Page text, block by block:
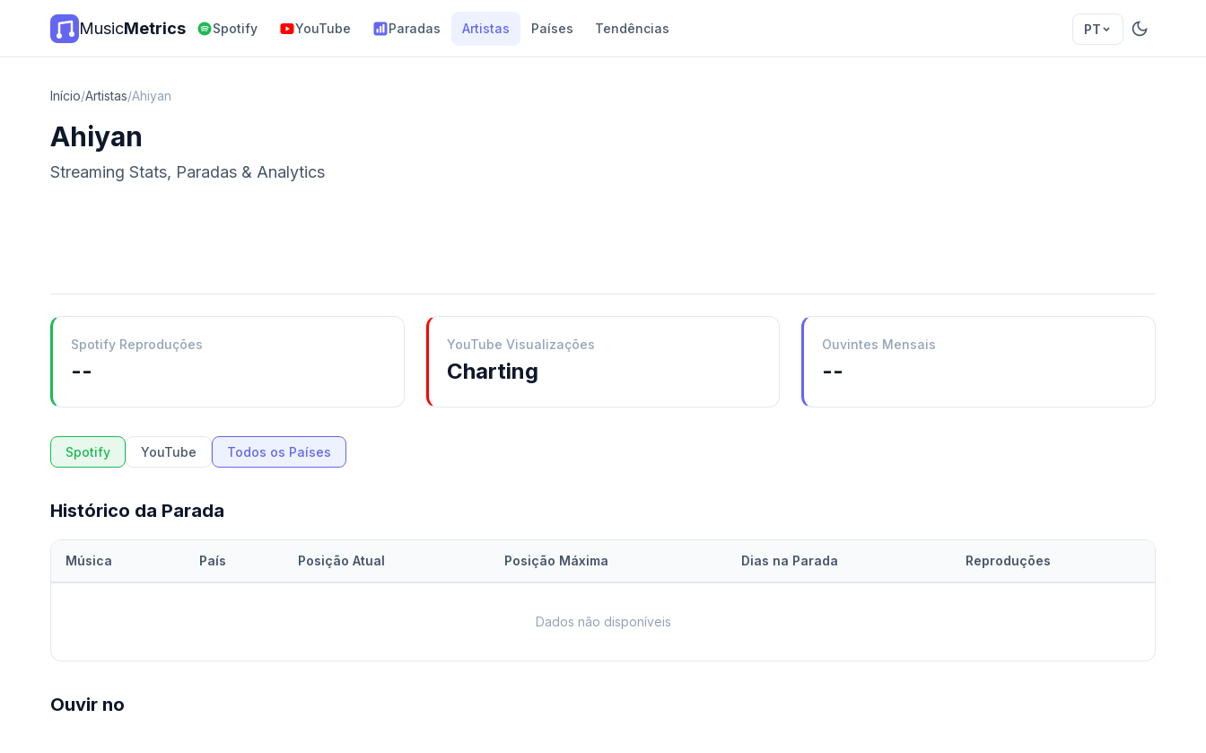
MusicMetrics Spotify YouTube Paradas Artistas Países Tendências PT
Início/Artistas/Ahiyan
Ahiyan
Streaming Stats, Paradas & Analytics
Spotify Reproduções
--
YouTube Visualizações
Charting
Ouvintes Mensais
--
Spotify YouTube Todos os Países
Histórico da Parada
Música País Posição Atual Posição Máxima Dias na Parada Reproduções
Dados não disponíveis
Ouvir no